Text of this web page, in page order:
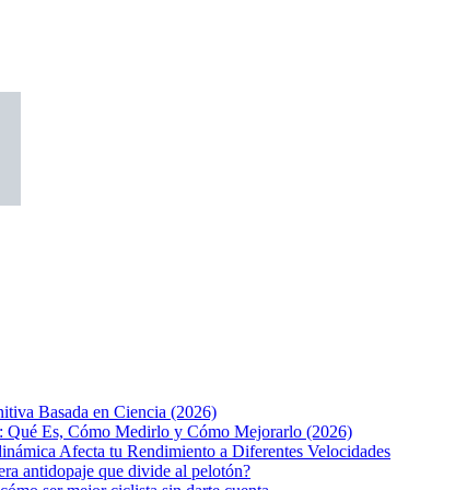
Basada en Ciencia (2026)
Qué Es, Cómo Medirlo y Cómo Mejorarlo (2026)
Afecta tu Rendimiento a Diferentes Velocidades
antidopaje que divide al pelotón?